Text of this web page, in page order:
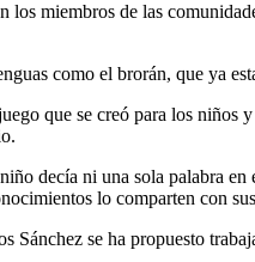
miembros de las
como el brorán, que ya
que se creó para los
decía ni una sola palabra
lo comparten con
se ha propuesto